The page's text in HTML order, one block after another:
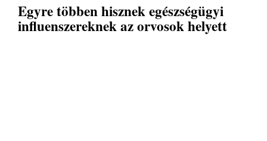
Egyre többen hisznek egészségügyi
influenszereknek az orvosok helyett